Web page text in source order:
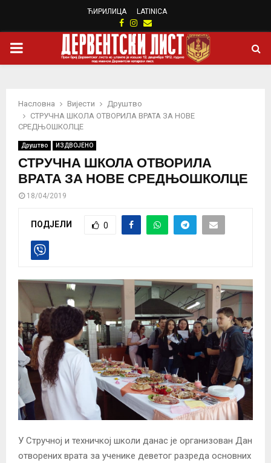
ЋИРИЛИЦА LATINICA
Facebook
Instagram
Email
PRIMARY
Насловна Вијести
Друштво
СТРУЧНА ШКОЛА ОТВОРИЛА ВРАТА ЗА НОВЕ
СРЕДЊОШКОЛЦЕ
Друштво ИЗДВОЈЕНО
СТРУЧНА ШКОЛА ОТВОРИЛА
ВРАТА ЗА НОВЕ СРЕДЊОШКОЛЦЕ
18/04/2019
ПОДЈЕЛИ 0
У Стручној и техничкој школи данас је организован Дан
отворених врата за ученике деветог разреда основних